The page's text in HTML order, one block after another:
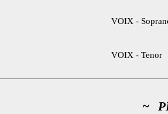
VOIX -
VOIX - Tenor
~